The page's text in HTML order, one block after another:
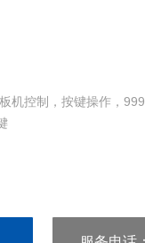
机控制，按键操作，